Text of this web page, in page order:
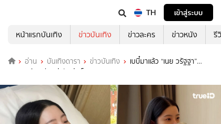
TH
เข้าสู่ระบบ
หน้าแรกบันเทิง
ข่าวบันเทิง ข่าวละคร ข่าวหนัง รี
อ่าน บันเทิงดารา ข่าวบันเทิง
เบบี๋มาแล้ว “เนย วรัฐฐา”
คลอด “น้องคีธ” น่ารักน่าเอ็นดูมาก